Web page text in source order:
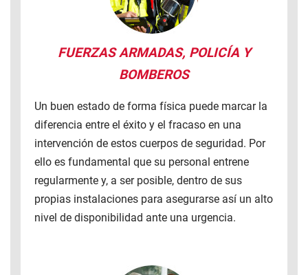
FUERZAS ARMADAS, POLICÍA Y
BOMBEROS
Un buen estado de forma física puede marcar la
diferencia entre el éxito y el fracaso en una
intervención de estos cuerpos de seguridad. Por
ello es fundamental que su personal entrene
regularmente y, a ser posible, dentro de sus
propias instalaciones para asegurarse así un alto
nivel de disponibilidad ante una urgencia.